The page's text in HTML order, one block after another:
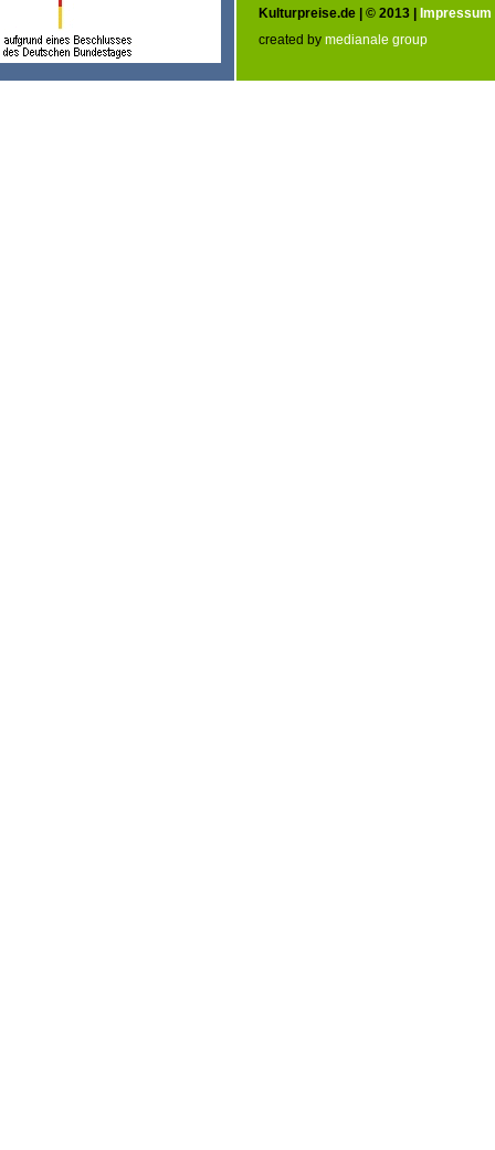
Kulturpreise.de | © 2013 | Impressum
created by medianale group